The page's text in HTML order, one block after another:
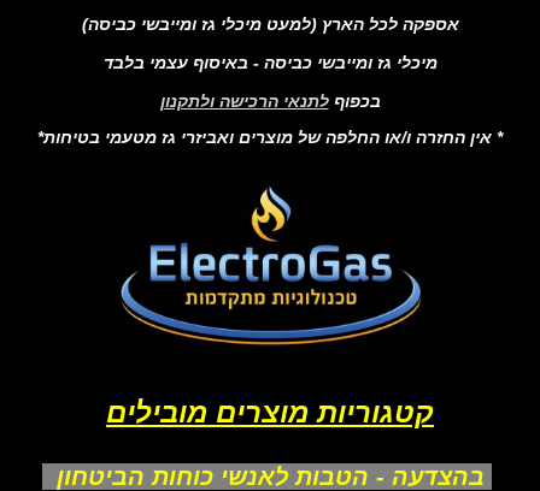
אספקה לכל הארץ (למעט מיכלי גז ומייבשי כביסה)
מיכלי גז ומייבשי כביסה - באיסוף עצמי בלבד
בכפוף לתנאי הרכישה ולתקנון
* אין החזרה ו/או החלפה של מוצרים ואביזרי גז מטעמי בטיחות*
קטגוריות מוצרים מובילים
בהצדעה - הטבות לאנשי כוחות הביטחון